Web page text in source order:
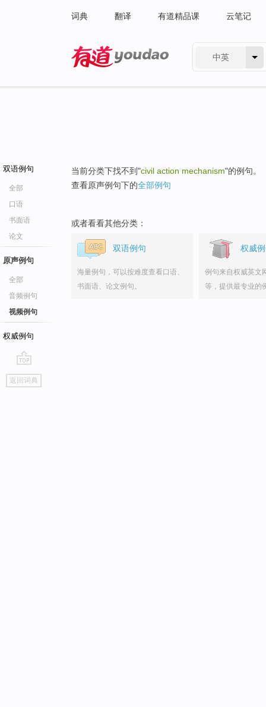
词典 翻译 有道精品课 云笔记
中英
双语例句
全部
口语
书面语
论文
原声例句
全部
音频例句
视频例句
权威例句
go
top
返回词典
当前分类下找不到"civil action mechanism"的例句。
查看原声例句下的全部例句
或者看看其他分类：
双语例句
海量例句，可以按难度查看口语、
书面语、论文例句。
权威
例句来自权威英文
等，提供最专业的